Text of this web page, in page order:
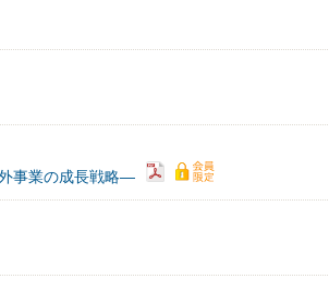
事業の成長戦略―